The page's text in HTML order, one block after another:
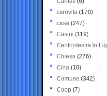
carovita (170)
casa (247)
Casini (119)
Centrodestra in
Chiesa (276)
Cina (10)
Comune (342)
Coop (7)